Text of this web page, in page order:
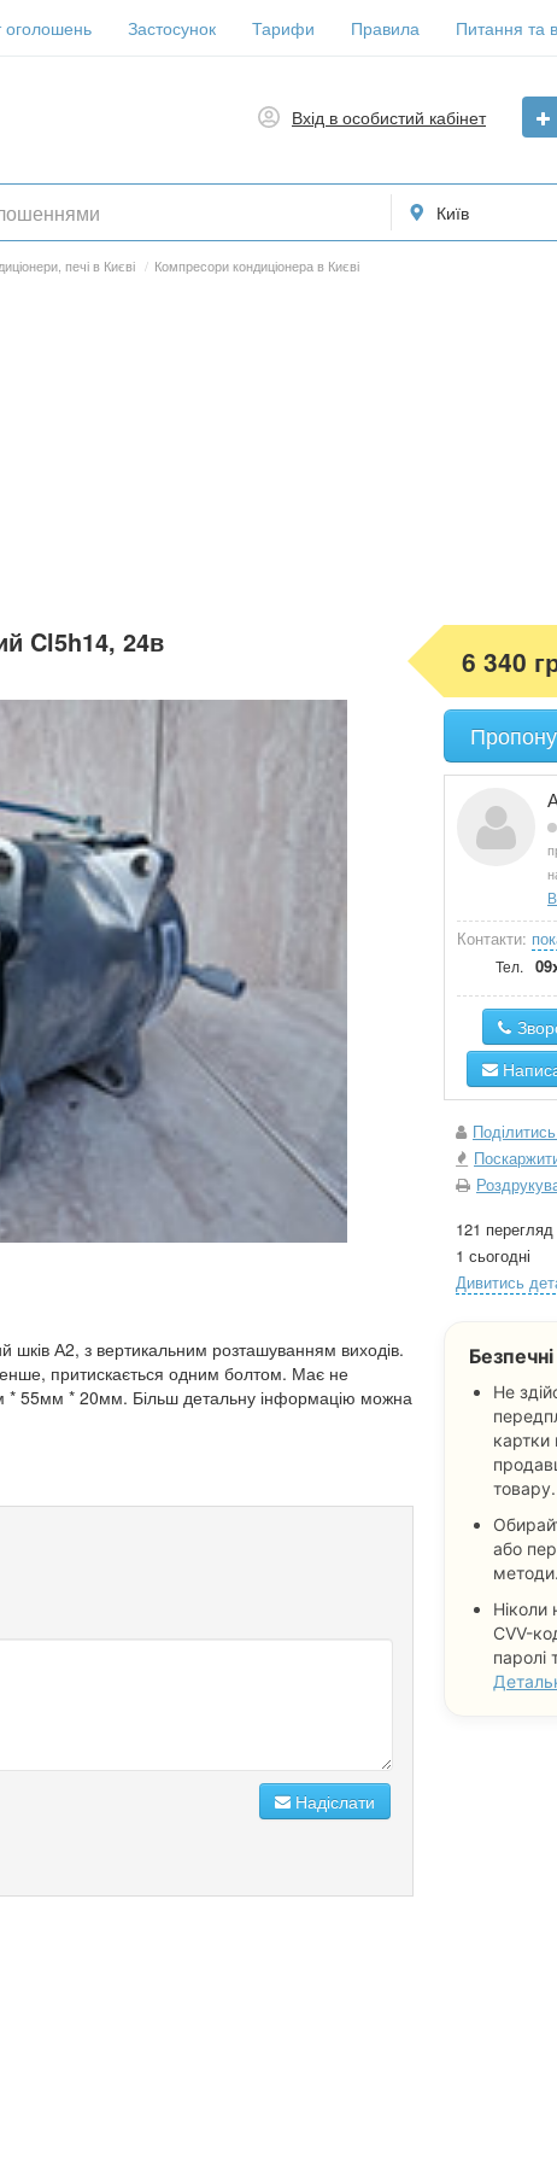
оголошень Застосунок Тарифи Правила Питання та
Вхід в особистий кабінет
Київ
печі в Києві / Компресори кондиціонера в Києві
Cl5h14, 24в
А2, з вертикальним розташуванням виходів.
притискається одним болтом. Має не
* 55мм * 20мм. Більш детальну інформацію можна
Надіслати
6 340
Контакти:
Тел.
121
1 сьогодні
Дивитись
Не
картки
товару.
або
методи.
Ніколи
CVV-
паролі